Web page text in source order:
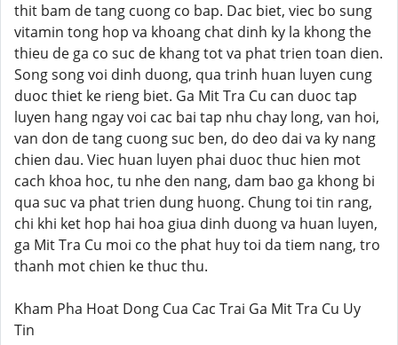
thit bam de tang cuong co bap. Dac biet, viec bo sung
vitamin tong hop va khoang chat dinh ky la khong the
thieu de ga co suc de khang tot va phat trien toan dien.
Song song voi dinh duong, qua trinh huan luyen cung
duoc thiet ke rieng biet. Ga Mit Tra Cu can duoc tap
luyen hang ngay voi cac bai tap nhu chay long, van hoi,
van don de tang cuong suc ben, do deo dai va ky nang
chien dau. Viec huan luyen phai duoc thuc hien mot
cach khoa hoc, tu nhe den nang, dam bao ga khong bi
qua suc va phat trien dung huong. Chung toi tin rang,
chi khi ket hop hai hoa giua dinh duong va huan luyen,
ga Mit Tra Cu moi co the phat huy toi da tiem nang, tro
thanh mot chien ke thuc thu.
Kham Pha Hoat Dong Cua Cac Trai Ga Mit Tra Cu Uy
Tin